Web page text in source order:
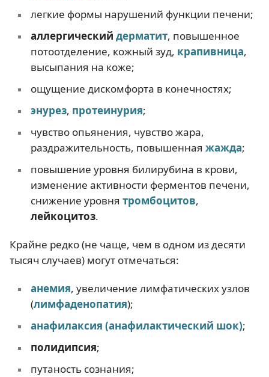
легкие формы нарушений функции печени;
аллергический дерматит, повышенное
потоотделение, кожный зуд, крапивница,
высыпания на коже;
ощущение дискомфорта в конечностях;
энурез, протеинурия;
чувство опьянения, чувство жара,
раздражительность, повышенная жажда;
повышение уровня билирубина в крови,
изменение активности ферментов печени,
снижение уровня тромбоцитов,
лейкоцитоз.
Крайне редко (не чаще, чем в одном из десяти
тысяч случаев) могут отмечаться:
анемия, увеличение лимфатических узлов
(лимфаденопатия);
анафилаксия (анафилактический шок);
полидипсия;
путаность сознания;